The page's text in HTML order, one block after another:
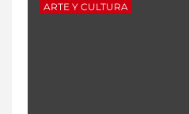
ARTE Y CULTURA